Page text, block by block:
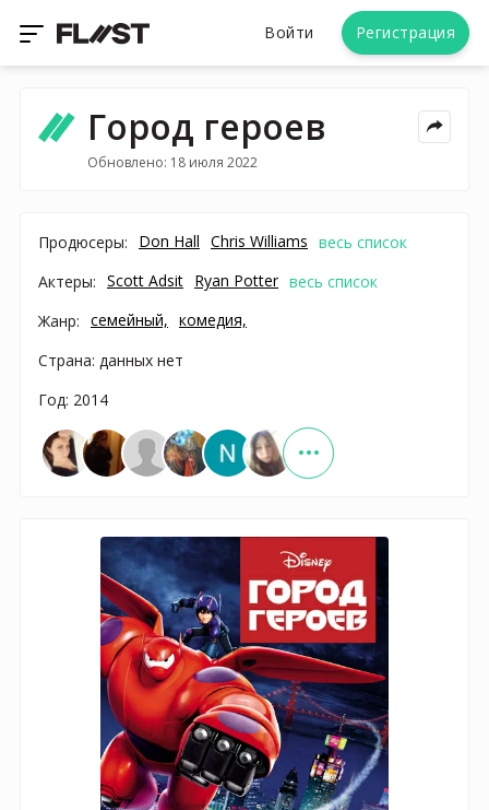
Войти Регистрация
Город героев
Обновлено: 18 июля 2022
Продюсеры: Don Hall Chris Williams весь список
Актеры: Scott Adsit Ryan Potter весь список
Жанр: семейный, комедия,
Страна: данных нет
Год: 2014